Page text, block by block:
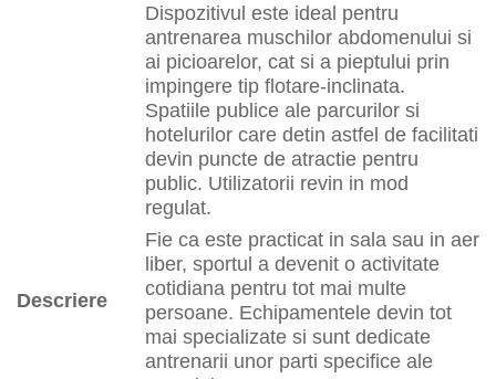
Descriere
Dispozitivul este ideal pentru
antrenarea muschilor abdomenului si
ai picioarelor, cat si a pieptului prin
impingere tip flotare-inclinata.
Spatiile publice ale parcurilor si
hotelurilor care detin astfel de facilitati
devin puncte de atractie pentru
public. Utilizatorii revin in mod
regulat.
Fie ca este practicat in sala sau in aer
liber, sportul a devenit o activitate
cotidiana pentru tot mai multe
persoane. Echipamentele devin tot
mai specializate si sunt dedicate
antrenarii unor parti specifice ale